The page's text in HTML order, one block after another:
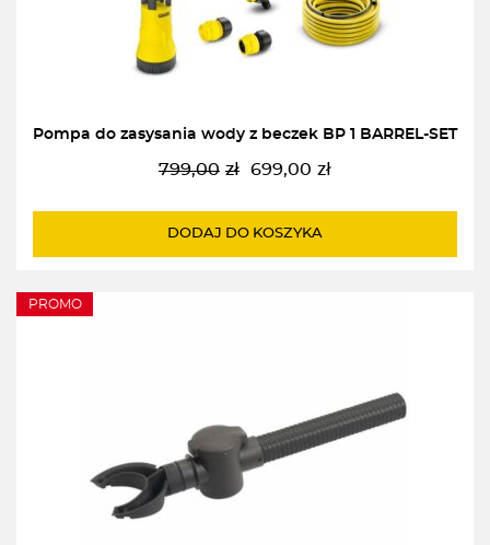
Pompa do zasysania wody z beczek BP 1 BARREL-SET
799,00 zł
Pierwotna
wynosiła:
699,00 zł
Aktualna
wynosi:
DODAJ DO KOSZYKA
PROMO